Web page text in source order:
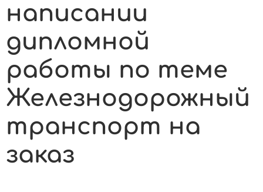
написании
дипломной
работы по теме
Железнодорожный
транспорт на
заказ